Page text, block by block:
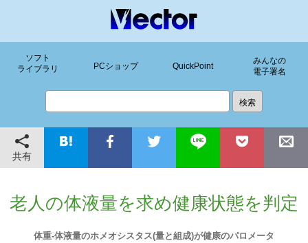
ソフト
ライブラリ
PCショップ QuickPoint
みんなの
電子署名
共有
老人の体液量を求め健康状態を判定
体重-体液量のホメオシスタス(量と組成)が健康のパロメータ